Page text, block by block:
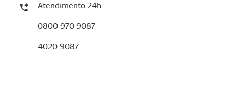
Atendimento 24h
0800 970 9087
4020 9087